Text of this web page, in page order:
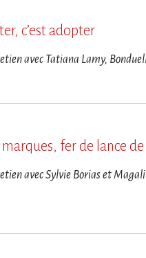
c​‌’est adopter
avec Tatiana Lamy,
marques, fer de lance de
avec Sylvie Borias et